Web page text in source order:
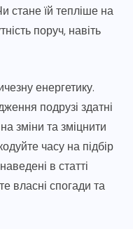
стане їй тепліше на
поруч, навіть
енергетику.
подрузі здатні
зміни та зміцнити
часу на підбір
в статті
власні спогади та